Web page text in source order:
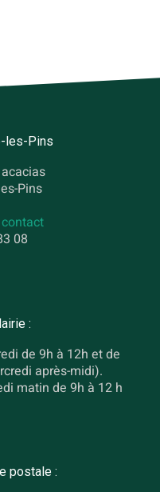
les-Pins
Pins
08
:
de 9h à 12h et de
après-midi).
matin de 9h à 12 h
postale :